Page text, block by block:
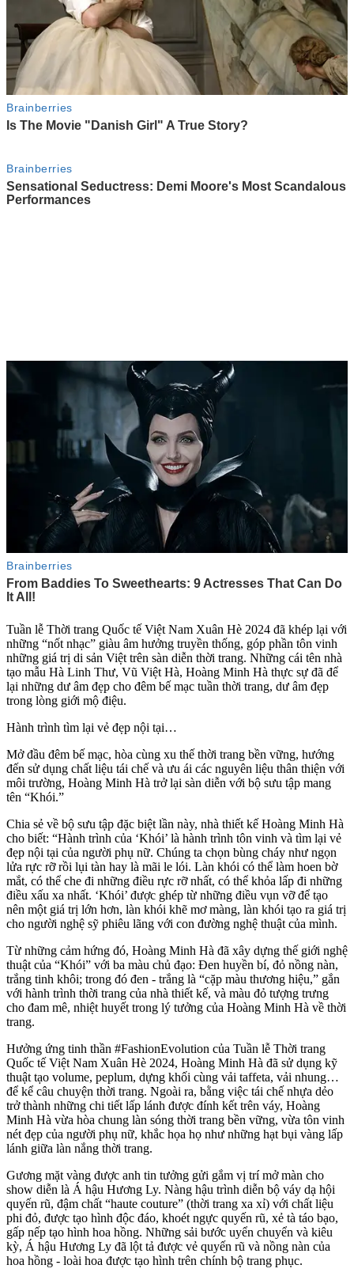
Tuần lễ Thời trang Quốc tế Việt Nam Xuân Hè 2024 đã khép lại với
những “nốt nhạc” giàu âm hưởng truyền thống, góp phần tôn vinh
những giá trị di sản Việt trên sàn diễn thời trang. Những cái tên nhà
tạo mẫu Hà Linh Thư, Vũ Việt Hà, Hoàng Minh Hà thực sự đã để
lại những dư âm đẹp cho đêm bế mạc tuần thời trang, dư âm đẹp
trong lòng giới mộ điệu.
Hành trình tìm lại vẻ đẹp nội tại…
Mở đầu đêm bế mạc, hòa cùng xu thế thời trang bền vững, hướng
đến sử dụng chất liệu tái chế và ưu ái các nguyên liệu thân thiện với
môi trường, Hoàng Minh Hà trở lại sàn diễn với bộ sưu tập mang
tên “Khói.”
Chia sẻ về bộ sưu tập đặc biệt lần này, nhà thiết kế Hoàng Minh Hà
cho biết: “Hành trình của ‘Khói’ là hành trình tôn vinh và tìm lại vẻ
đẹp nội tại của người phụ nữ. Chúng ta chọn bùng cháy như ngọn
lửa rực rỡ rồi lụi tàn hay là mãi le lói. Làn khói có thể làm hoen bờ
mắt, có thể che đi những điều rực rỡ nhất, có thể khỏa lấp đi những
điều xấu xa nhất. ‘Khói’ được ghép từ những điều vụn vỡ để tạo
nên một giá trị lớn hơn, làn khói khẽ mơ màng, làn khói tạo ra giá trị
cho người nghệ sỹ phiêu lãng với con đường nghệ thuật của mình.
Từ những cảm hứng đó, Hoàng Minh Hà đã xây dựng thế giới nghệ
thuật của “Khói” với ba màu chủ đạo: Đen huyền bí, đỏ nồng nàn,
trắng tinh khôi; trong đó đen - trắng là “cặp màu thương hiệu,” gắn
với hành trình thời trang của nhà thiết kế, và màu đỏ tượng trưng
cho đam mê, nhiệt huyết trong lý tưởng của Hoàng Minh Hà về thời
trang.
Hưởng ứng tinh thần #FashionEvolution của Tuần lễ Thời trang
Quốc tế Việt Nam Xuân Hè 2024, Hoàng Minh Hà đã sử dụng kỹ
thuật tạo volume, peplum, dựng khối cùng vải taffeta, vải nhung…
để kể câu chuyện thời trang. Ngoài ra, bằng việc tái chế nhựa dẻo
trở thành những chi tiết lấp lánh được đính kết trên váy, Hoàng
Minh Hà vừa hòa chung làn sóng thời trang bền vững, vừa tôn vinh
nét đẹp của người phụ nữ, khắc họa họ như những hạt bụi vàng lấp
lánh giữa làn nắng thời trang.
Gương mặt vàng được anh tin tưởng gửi gắm vị trí mở màn cho
show diễn là Á hậu Hương Ly. Nàng hậu trình diễn bộ váy dạ hội
quyến rũ, đậm chất “haute couture” (thời trang xa xỉ) với chất liệu
phi đỏ, được tạo hình độc đáo, khoét ngực quyến rũ, xẻ tà táo bạo,
gấp nếp tạo hình hoa hồng. Những sải bước uyển chuyển và kiêu
kỳ, Á hậu Hương Ly đã lột tả được vẻ quyến rũ và nồng nàn của
hoa hồng - loài hoa được tạo hình trên chính bộ trang phục.